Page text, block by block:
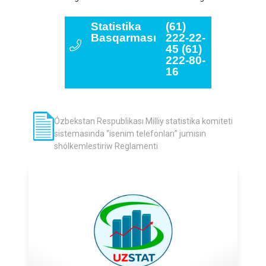
Statistika
Basqarması
(61)
222-22-
45 (61)
222-80-
16
Ózbekstan Respublikası Milliy statistika komiteti
sistemasında “isenim telefonları” jumısın
shólkemlestiriw Reglamenti